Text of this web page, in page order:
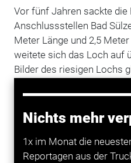
Nichts mehr
1x im Monat die
Reportagen aus der
Vor fünf Jahren sackte die
Anschlussstellen Bad
Meter Länge und 2,5
weitete sich das Loch auf
Bilder des riesigen Lochs
hatten neben der
auch eine hohe
Grundwassers hierzu